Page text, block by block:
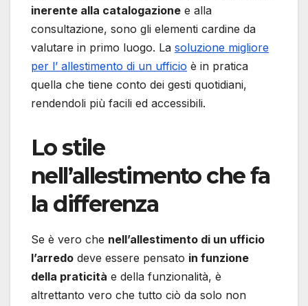
inerente alla catalogazione e alla
consultazione, sono gli elementi cardine da
valutare in primo luogo. La soluzione migliore
per l’ allestimento di un ufficio è in pratica
quella che tiene conto dei gesti quotidiani,
rendendoli più facili ed accessibili.
Lo stile
nell’allestimento che fa
la differenza
Se è vero che nell’allestimento di un ufficio
l’arredo deve essere pensato in funzione
della praticità e della funzionalità, è
altrettanto vero che tutto ciò da solo non